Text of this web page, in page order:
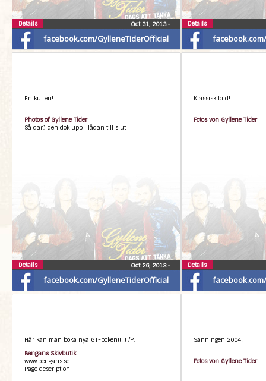
facebook.com/GylleneTiderOfficial
Oct 31, 2013•
Details Details
facebook.com/GylleneTiderOfficial
En kul en!
Photos of Gyllene Tider
Så där:) den dök upp i lådan till slut
Oct 26, 2013•
Details
Klassisk bild!
Fotos von Gyllene Tider
Details
Här kan man boka nya GT-boken!!!!! /P.
Bengans Skivbutik
www.bengans.se
Page description
Sanningen 2004!
Fotos von Gyllene Tider